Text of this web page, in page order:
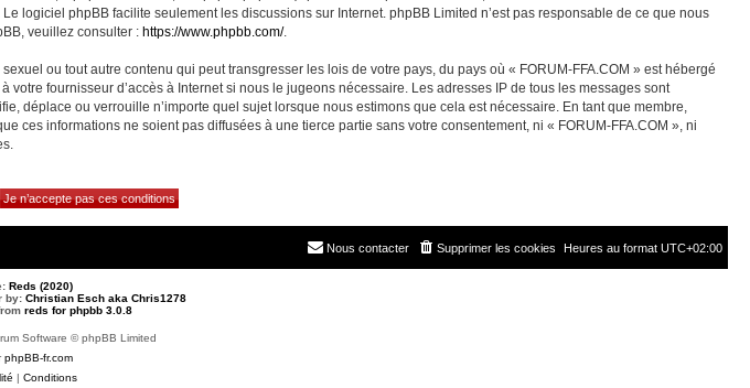
Le logiciel phpBB facilite seulement les discussions sur Internet. phpBB Limited n’est pas responsable de ce que nous
veuillez consulter : https://www.phpbb.com/.
ou tout autre contenu qui peut transgresser les lois de votre pays, du pays où « FORUM-FFA.COM » est hébergé
fournisseur d’accès à Internet si nous le jugeons nécessaire. Les adresses IP de tous les messages sont
déplace ou verrouille n’importe quel sujet lorsque nous estimons que cela est nécessaire. En tant que membre,
informations ne soient pas diffusées à une tierce partie sans votre consentement, ni « FORUM-FFA.COM », ni
Heures au format UTC+02:00
Supprimer les cookies
Nous contacter
Reds (2020)
by: Christian Esch aka Chris1278
reds for phpbb 3.0.8
Software © phpBB Limited
phpBB-fr.com
| Conditions